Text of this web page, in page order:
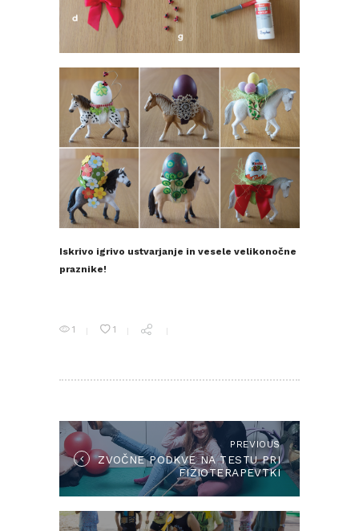
Iskrivo igrivo ustvarjanje in vesele velikonočne
praznike!
1 1
PREVIOUSPrevious
post:
ZVOČNE PODKVE NA TESTU PRI
FIZIOTERAPEVTKI